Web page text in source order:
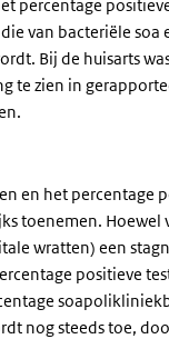
percentage
van bacteriële soa
Bij de huisarts
te zien in
en het percentage
toenemen. Hoewel
wratten) een
positieve
nog steeds toe,